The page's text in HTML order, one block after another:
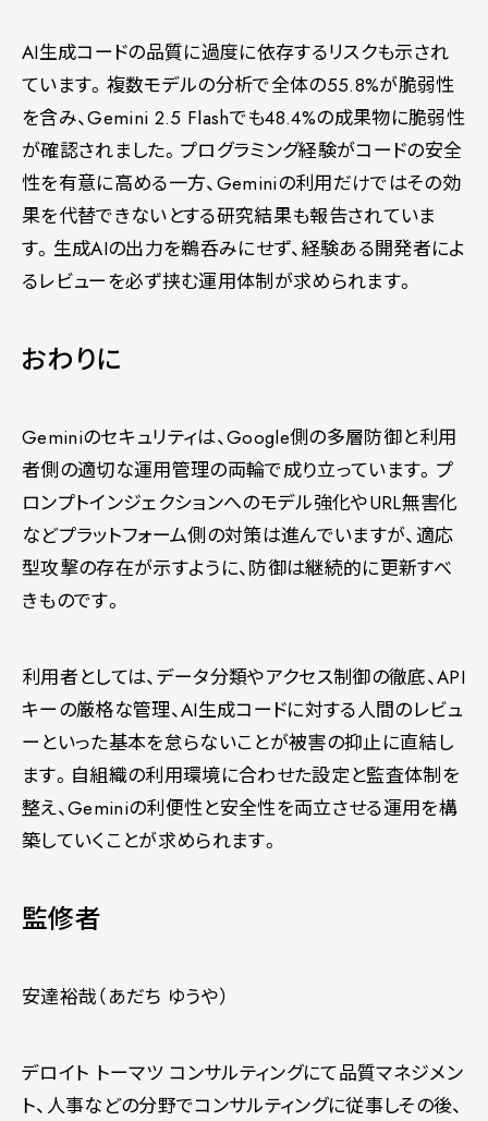
AI生成コードの品質に過度に依存するリスクも示され
ています。複数モデルの分析で全体の55.8%が脆弱性
を含み、Gemini 2.5 Flashでも48.4%の成果物に脆弱性
が確認されました。プログラミング経験がコードの安全
性を有意に高める一方、Geminiの利用だけではその効
果を代替できないとする研究結果も報告されていま
す。生成AIの出力を鵜呑みにせず、経験ある開発者によ
るレビューを必ず挟む運用体制が求められます。
おわりに
Geminiのセキュリティは、Google側の多層防御と利用
者側の適切な運用管理の両輪で成り立っています。プ
ロンプトインジェクションへのモデル強化やURL無害化
などプラットフォーム側の対策は進んでいますが、適応
型攻撃の存在が示すように、防御は継続的に更新すべ
きものです。
利用者としては、データ分類やアクセス制御の徹底、API
キーの厳格な管理、AI生成コードに対する人間のレビュ
ーといった基本を怠らないことが被害の抑止に直結し
ます。自組織の利用環境に合わせた設定と監査体制を
整え、Geminiの利便性と安全性を両立させる運用を構
築していくことが求められます。
監修者
安達裕哉（あだち ゆうや）
デロイト トーマツ コンサルティングにて品質マネジメン
ト、人事などの分野でコンサルティングに従事しその後、